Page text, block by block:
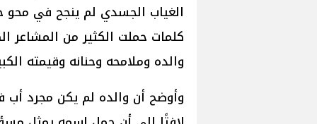
الغياب الجسدي لم ينجح في محو
كلمات حملت الكثير من
والده وملامحه وحنانه وقيمته
وأوضح أن والده لم يكن مجرد أب